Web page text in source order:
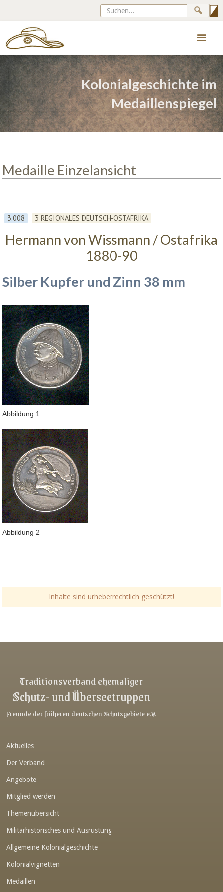
Kolonialgeschichte im
Medaillenspiegel
Medaille Einzelansicht
3.008 3 REGIONALES DEUTSCH-OSTAFRIKA
Hermann von Wissmann / Ostafrika
1880-90
Silber Kupfer und Zinn 38 mm
Abbildung 1
Abbildung 2
Inhalte sind urheberrechtlich geschützt!
Traditionsverband ehemaliger
Schutz- und Überseetruppen
Freunde der früheren deutschen Schutzgebiete e.V.
Aktuelles
Der Verband
Angebote
Mitglied werden
Themenübersicht
Militärhistorisches und Ausrüstung
Allgemeine Kolonialgeschichte
Kolonialvignetten
Medaillen